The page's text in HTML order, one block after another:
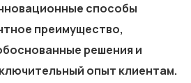
способы
преимущество,
решения и
опыт клиентам.